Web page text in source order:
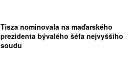
Tisza nominovala na maďarského
prezidenta bývalého šéfa nejvyššího
soudu